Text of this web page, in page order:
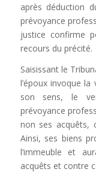
après déduction
prévoyance
justice confirme
recours du précité.
Saisissant le
l’époux invoque
son sens, le
prévoyance
non ses acquêts,
Ainsi, ses biens
l’immeuble et
acquêts et contre